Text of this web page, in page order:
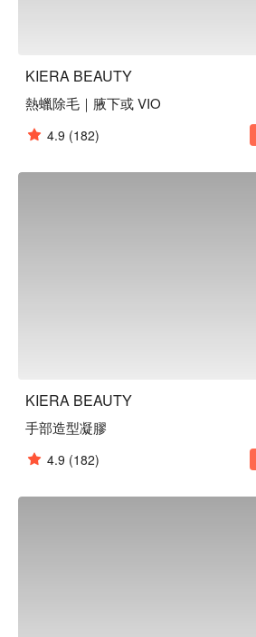
KIERA BEAUTY
熱蠟除毛｜腋下或 VIO
4.9 (182)
KIERA BEAUTY
手部造型凝膠
4.9 (182)